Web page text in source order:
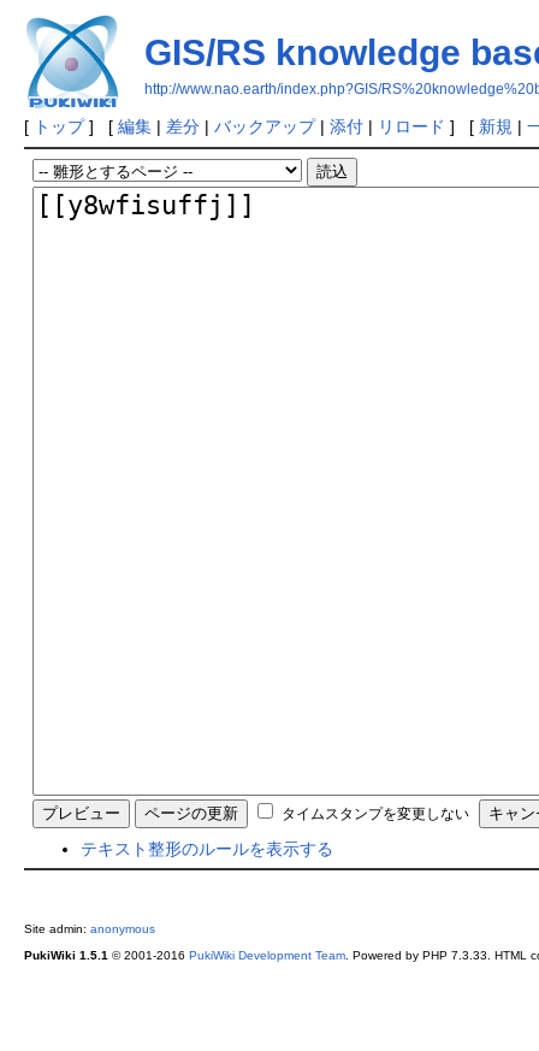
GIS/RS knowledge
http://www.nao.earth/index.php?GIS/
[ トップ] [ 編集| 差分| バックアップ| 添付| リロード ] [ 新規 |
タイムスタンプを変更しない
テキスト整形のルールを表示する
Site admin: anonymous
PukiWiki 1.5.1 © 2001-2016 PukiWiki Development Team. Powered by PHP 7.3.33. HTML